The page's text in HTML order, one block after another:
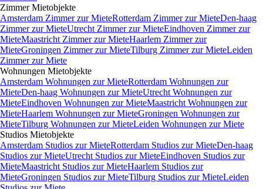
Zimmer Mietobjekte
Amsterdam Zimmer zur MieteRotterdam Zimmer zur MieteDen-haag
Zimmer zur MieteUtrecht Zimmer zur MieteEindhoven Zimmer zur
MieteMaastricht Zimmer zur MieteHaarlem Zimmer zur
MieteGroningen Zimmer zur MieteTilburg Zimmer zur MieteLeiden
Zimmer zur Miete
Wohnungen Mietobjekte
Amsterdam Wohnungen zur MieteRotterdam Wohnungen zur
MieteDen-haag Wohnungen zur MieteUtrecht Wohnungen zur
MieteEindhoven Wohnungen zur MieteMaastricht Wohnungen zur
MieteHaarlem Wohnungen zur MieteGroningen Wohnungen zur
MieteTilburg Wohnungen zur MieteLeiden Wohnungen zur Miete
Studios Mietobjekte
Amsterdam Studios zur MieteRotterdam Studios zur MieteDen-haag
Studios zur MieteUtrecht Studios zur MieteEindhoven Studios zur
MieteMaastricht Studios zur MieteHaarlem Studios zur
MieteGroningen Studios zur MieteTilburg Studios zur MieteLeiden